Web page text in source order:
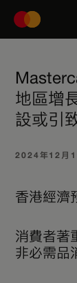
地區增
設或引
2024年12月
香港經濟
消費者著
非必需品